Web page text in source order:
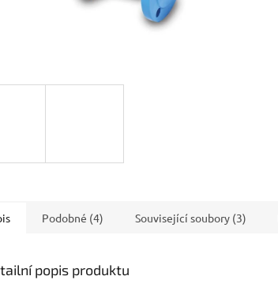
Podobné (4) Související soubory (3)
popis produktu